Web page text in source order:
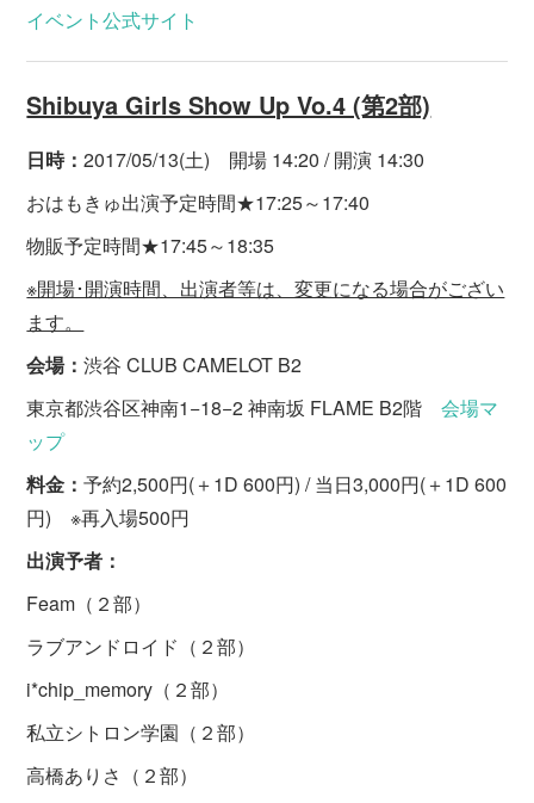
イベント公式サイト
Shibuya Girls Show Up Vo.4 (第2部)
日時：2017/05/13(土) 開場 14:20 / 開演 14:30
おはもきゅ出演予定時間★17:25～17:40
物販予定時間★17:45～18:35
※開場･開演時間、出演者等は、変更になる場合がござい
ます。
会場：渋谷 CLUB CAMELOT B2
東京都渋谷区神南1−18−2 神南坂 FLAME B2階会場マ
ップ
料金：予約2,500円(＋1D 600円) / 当日3,000円(＋1D 600
円) ※再入場500円
出演予者：
Feam（２部）
ラブアンドロイド（２部）
i*chip_memory（２部）
私立シトロン学園（２部）
高橋ありさ（２部）